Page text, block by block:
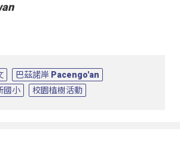
巴茲諾岸 Pacengo'an
國小
校園植樹活動